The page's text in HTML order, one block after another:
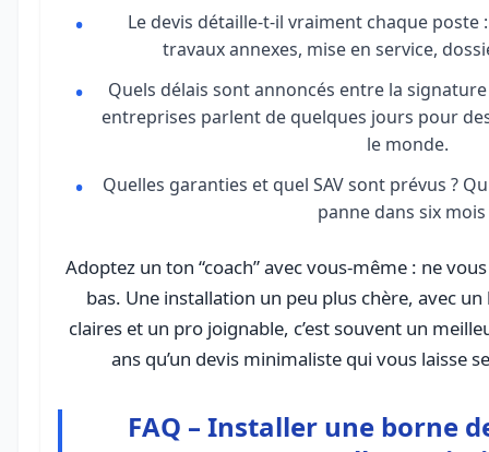
Le devis détaille-t-il vraiment chaque poste
travaux annexes, mise en service,
Quels délais sont annoncés entre la
entreprises parlent de quelques jours pour
le monde.
Quelles garanties et quel SAV sont prévus ?
panne dans six mois
Adoptez un ton “coach” avec vous-même : ne
bas. Une installation un peu plus chère, avec
claires et un pro joignable, c’est souvent un
ans qu’un devis minimaliste qui vous laisse
FAQ – Installer une borne